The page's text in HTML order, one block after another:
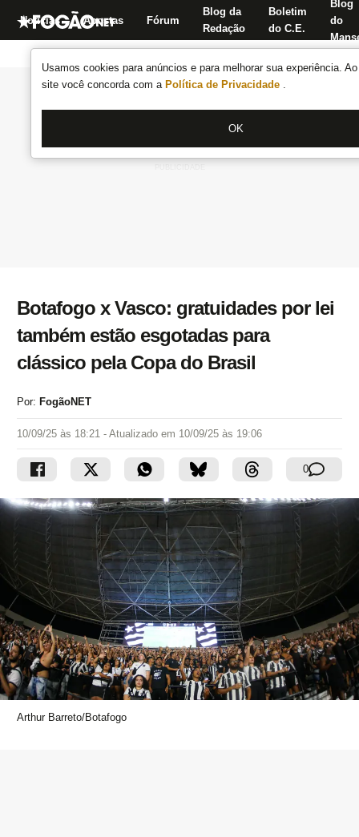
Usamos cookies para anúncios e para melhorar sua experiência.
site você concorda com a Política de Privacidade .
OK
Notícias Apostas Fórum
Blog da
Redação
Boletim
do C.E.
Blog
do
Botafogo x Vasco: gratuidades por lei
também estão esgotadas para
clássico pela Copa do Brasil
Por: FogãoNET
10/09/25 às 18:21 - Atualizado em 10/09/25 às 19:06
0
Arthur Barreto/Botafogo